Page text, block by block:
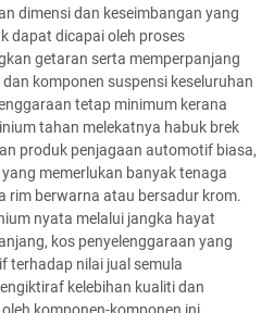
dimensi dan keseimbangan yang
dapat dicapai oleh proses
getaran serta memperpanjang
komponen suspensi keseluruhan
tetap minimum kerana
tahan melekatnya habuk brek
produk penjagaan automotif biasa,
memerlukan banyak tenaga
rim berwarna atau bersadur krom.
nyata melalui jangka hayat
kos penyelenggaraan yang
terhadap nilai jual semula
kelebihan kualiti dan